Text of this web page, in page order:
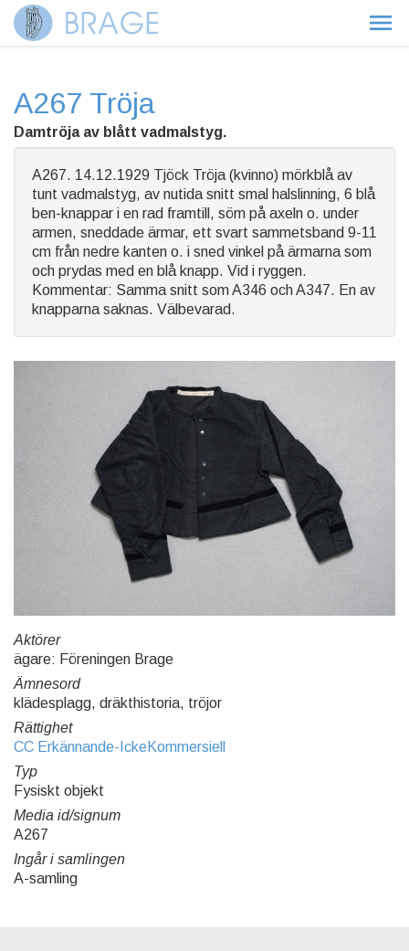
A267 Tröja
Damtröja av blått vadmalstyg.
A267. 14.12.1929 Tjöck Tröja (kvinno) mörkblå av
tunt vadmalstyg, av nutida snitt smal halslinning, 6 blå
ben-knappar i en rad framtill, söm på axeln o. under
armen, sneddade ärmar, ett svart sammetsband 9-11
cm från nedre kanten o. i sned vinkel på ärmarna som
och prydas med en blå knapp. Vid i ryggen.
Kommentar: Samma snitt som A346 och A347. En av
knapparna saknas. Välbevarad.
Aktörer
ägare: Föreningen Brage
Ämnesord
klädesplagg, dräkthistoria, tröjor
Rättighet
CC Erkännande-IckeKommersiell
Typ
Fysiskt objekt
Media id/signum
A267
Ingår i samlingen
A-samling